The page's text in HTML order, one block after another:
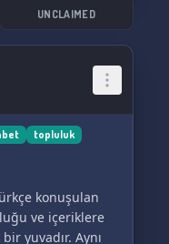
UNCLAIMED
topluluk
konuşulan
ve içeriklere
yuvadır. Aynı